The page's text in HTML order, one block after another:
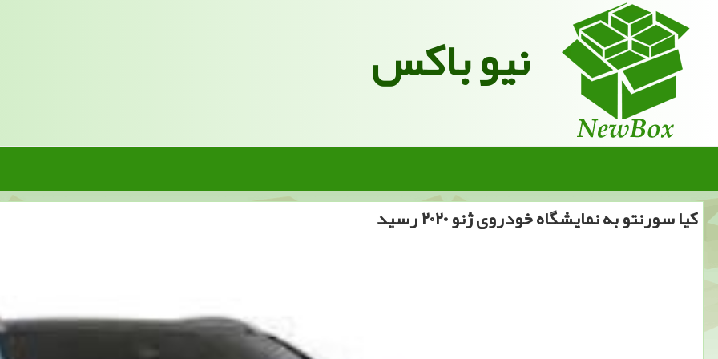
نیو باکس
كیا سورنتو به نمایشگاه خودروی ژنو ۲۰۲۰ رسید